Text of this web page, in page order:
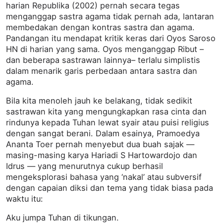
harian Republika (2002) pernah secara tegas
menganggap sastra agama tidak pernah ada, lantaran
membedakan dengan kontras sastra dan agama.
Pandangan itu mendapat kritik keras dari Oyos Saroso
HN di harian yang sama. Oyos menganggap Ribut –
dan beberapa sastrawan lainnya– terlalu simplistis
dalam menarik garis perbedaan antara sastra dan
agama.
Bila kita menoleh jauh ke belakang, tidak sedikit
sastrawan kita yang mengungkapkan rasa cinta dan
rindunya kepada Tuhan lewat syair atau puisi religius
dengan sangat berani. Dalam esainya, Pramoedya
Ananta Toer pernah menyebut dua buah sajak —
masing-masing karya Hariadi S Hartowardojo dan
Idrus — yang menurutnya cukup berhasil
mengeksplorasi bahasa yang ‘nakal’ atau subversif
dengan capaian diksi dan tema yang tidak biasa pada
waktu itu:
Aku jumpa Tuhan di tikungan.